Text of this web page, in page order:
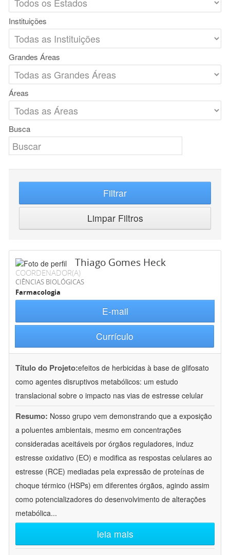
Instituições
Grandes Áreas
Áreas
Busca
Filtrar
Limpar Filtros
Thiago Gomes Heck
COORDENADOR(A)
CIÊNCIAS BIOLÓGICAS
Farmacologia
E-mail
Currículo
Título do Projeto:efeitos de herbicidas à base de glifosato
como agentes disruptivos metabólicos: um estudo
translacional sobre o impacto nas vias de estresse celular
Resumo: Nosso grupo vem demonstrando que a exposição
a poluentes ambientais, mesmo em concentrações
consideradas aceitáveis por órgãos reguladores, induz
estresse oxidativo (EO) e modifica as respostas celulares ao
estresse (RCE) mediadas pela expressão de proteínas de
choque térmico (HSPs) em diferentes órgãos, agindo assim
como potencializadores do desenvolvimento de alterações
metabólica...
leia mais